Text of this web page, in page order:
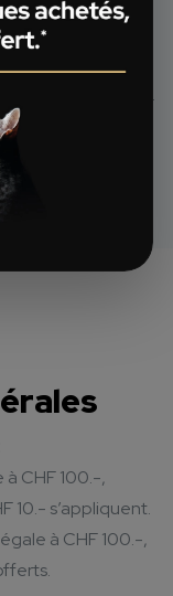
sur la gamme
.
CHF 100.-,
10.- s’appliquent.
à CHF 100.-,